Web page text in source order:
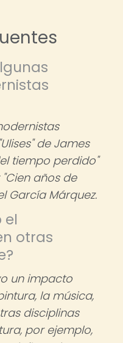
de James
tiempo perdido"
años de
García Márquez.
el
otras
un impacto
la música,
disciplinas
por ejemplo,